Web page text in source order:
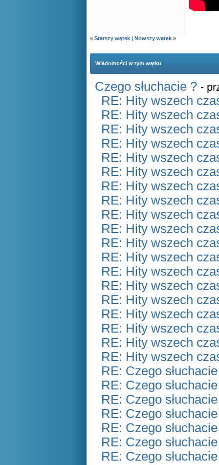
« Starszy wątek | Nowszy wątek »
Wiadomości w tym wątku
Czego słuchacie ? -
RE: Hity wszech
RE: Hity wszech
RE: Hity wszech
RE: Hity wszech
RE: Hity wszech
RE: Hity wszech
RE: Hity wszech
RE: Hity wszech
RE: Hity wszech
RE: Hity wszech
RE: Hity wszech
RE: Hity wszech
RE: Hity wszech
RE: Hity wszech
RE: Hity wszech
RE: Hity wszech
RE: Hity wszech
RE: Hity wszech
RE: Hity wszech
RE: Czego
RE: Czego
RE: Czego
RE: Czego
RE: Czego
RE: Czego
RE: Czego